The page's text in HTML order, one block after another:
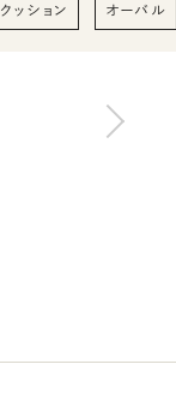
クッション オーバル